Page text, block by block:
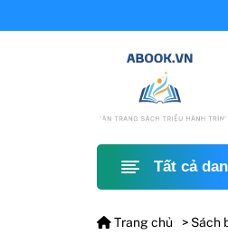
Tất cả
Trang chủ Sách